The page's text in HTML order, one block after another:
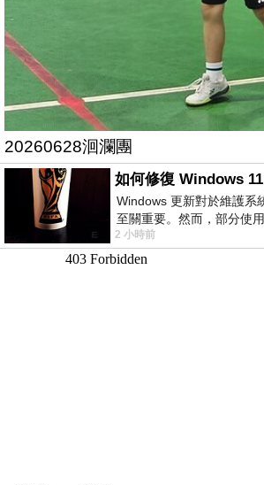
20260628洄瀾團
Windows 更新對於維護系
至關重要。然而，部分使
Windows 11 設定應用程式
新」
2 小時前